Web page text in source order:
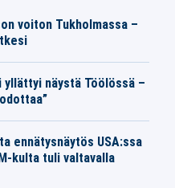
voiton Tukholmassa –
yllättyi näystä Töölössä –
ennätysnäytös USA:ssa
kulta tuli valtavalla